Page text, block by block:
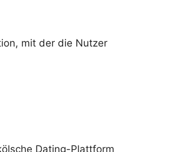
mit der die Nutzer
Dating-Plattform